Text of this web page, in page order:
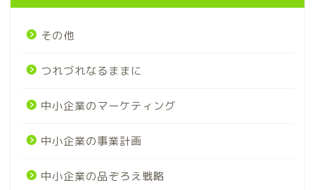
その他
つれづれなるままに
中小企業のマーケティング
中小企業の事業計画
中小企業の品ぞろえ戦略